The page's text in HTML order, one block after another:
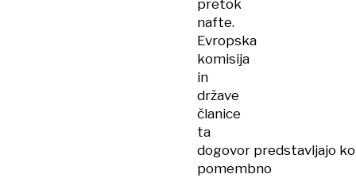
pretok
nafte.
Evropska
komisija
in
države
članice
ta
dogovor predstavljajo
pomembno